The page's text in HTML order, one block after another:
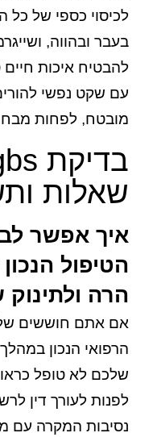
לכיסוי כספי של
בעבר ובהווה,
להבטיח איכות
עם שקט נפשי
מובטח, לפחות
שאלות
איך אפשר
הרה
אם אתם חוששים
הרפואי הנכון
שלכם לא טופל
לפנות לעורך דין
נסיבות המקרה עם